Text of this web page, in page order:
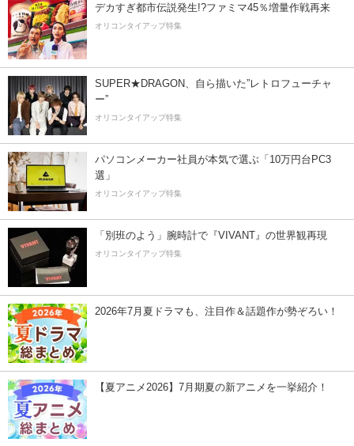
デカすぎ都市伝説発生!?ファミマ45％増量作戦再来
オリコンタイアップ特集
SUPER★DRAGON、自ら描いた”レトロフューチャ
ー”
オリコンタイアップ特集
パソコンメーカー社員が本気で選ぶ「10万円台PC3
選」
オリコンタイアップ特集
「別班のよう」腕時計で『VIVANT』の世界観再現
オリコンタイアップ特集
2026年7月夏ドラマも、注目作＆話題作が勢ぞろい！
【夏アニメ2026】7月期夏の新アニメを一挙紹介！